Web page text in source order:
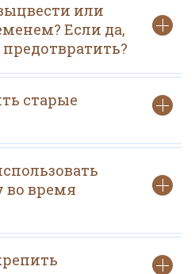
или
Если да,
старые
время